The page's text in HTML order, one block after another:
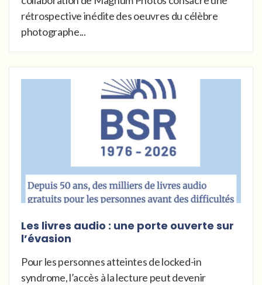
rétrospective inédite des oeuvres du célèbre
photographe...
Les livres audio : une porte ouverte sur
l’évasion
Pour les personnes atteintes de locked-in
syndrome, l’accès à la lecture peut devenir